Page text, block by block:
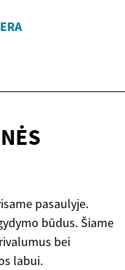
pasaulyje.
būdus. Šiame
bei
labui.